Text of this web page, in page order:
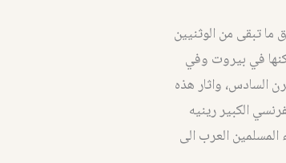
ما تبقى من الوثنيين
في بيروت وفي
السادس، واثار هذه
الكبير رينيه
العرب الى